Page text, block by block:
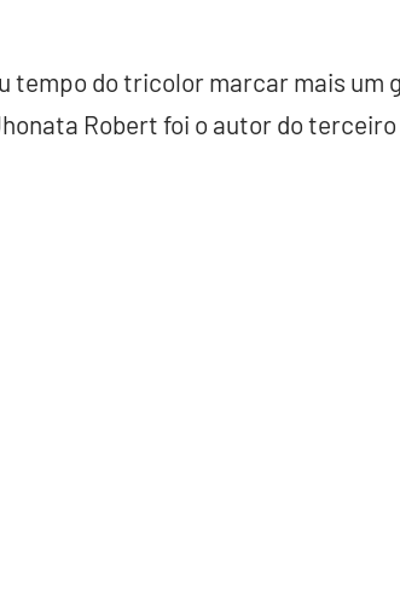
tempo do tricolor marcar mais um
Robert foi o autor do terceiro